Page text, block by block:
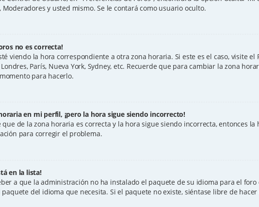
y usted mismo. Se le contará como usuario oculto.
no es correcta!
viendo la hora correspondiente a otra zona horaria. Si este es el caso, visite
París, Nueva York, Sydney, etc. Recuerde que para cambiar la zona
para hacerlo.
en mi perfil, ¡pero la hora sigue siendo incorrecto!
que de la zona horaria es correcta y la hora sigue siendo incorrecta, entonces
para corregir el problema.
en la lista!
a que la administración no ha instalado el paquete de su idioma para el
del idioma que necesita. Si el paquete no existe, siéntase libre de